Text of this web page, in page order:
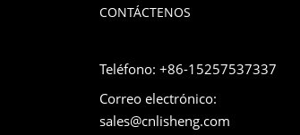
CONTÁCTENOS
Teléfono: +86-15257537337
Correo electrónico:
sales@cnlisheng.com